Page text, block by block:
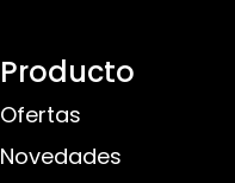
Producto
Ofertas
Novedades